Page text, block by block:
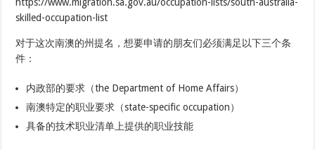
skilled-occupation-list
对于这次南澳的州提名，想要申请的朋友们必须满足以下三个条
件：
内政部的要求（the Department of Home Affairs）
南澳特定的职业要求（state-specific occupation）
具备的技术职业清单上提供的职业技能